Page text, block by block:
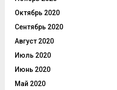
Октябрь 2020
Сентябрь 2020
Август 2020
Июль 2020
Июнь 2020
Май 2020